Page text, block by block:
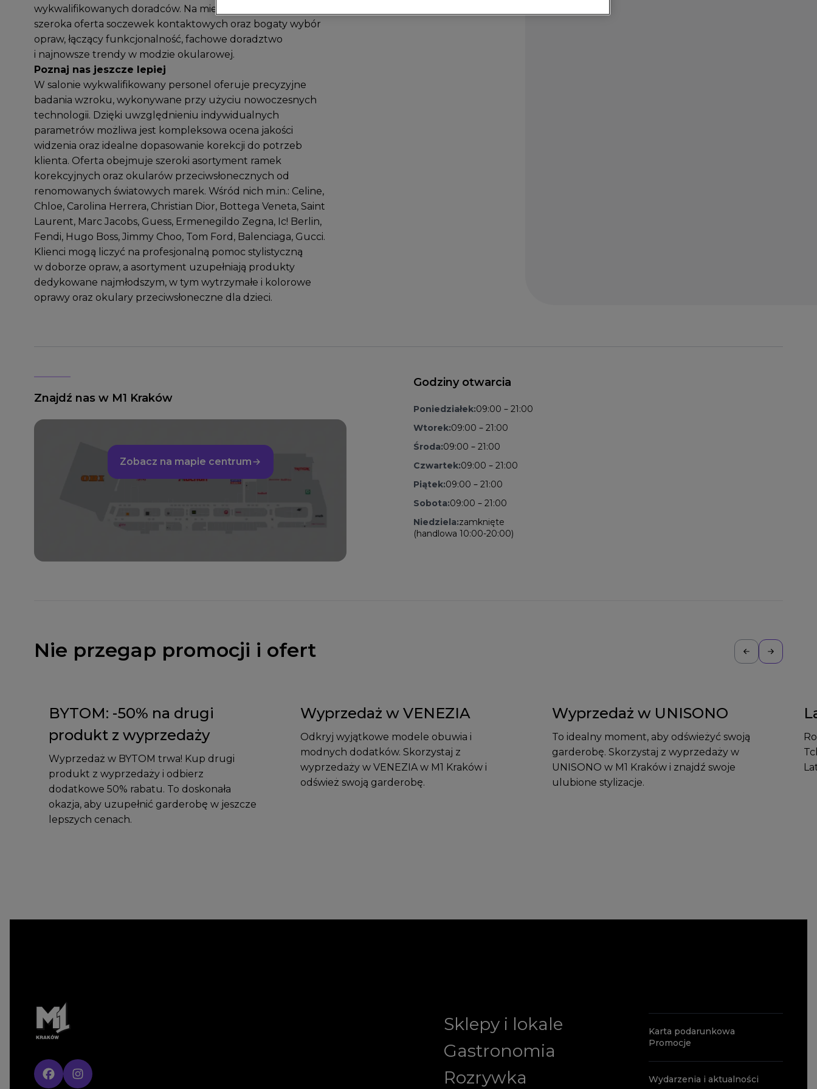
wykwalifikowanych doradców. Na miejscu dostępna jest
szeroka oferta soczewek kontaktowych oraz bogaty wybór
opraw, łączący funkcjonalność, fachowe doradztwo
i najnowsze trendy w modzie okularowej.
Poznaj nas jeszcze lepiej
W salonie wykwalifikowany personel oferuje precyzyjne
badania wzroku, wykonywane przy użyciu nowoczesnych
technologii. Dzięki uwzględnieniu indywidualnych
parametrów możliwa jest kompleksowa ocena jakości
widzenia oraz idealne dopasowanie korekcji do potrzeb
klienta. Oferta obejmuje szeroki asortyment ramek
korekcyjnych oraz okularów przeciwsłonecznych od
renomowanych światowych marek. Wśród nich m.in.: Celine,
Chloe, Carolina Herrera, Christian Dior, Bottega Veneta, Saint
Laurent, Marc Jacobs, Guess, Ermenegildo Zegna, Ic! Berlin,
Fendi, Hugo Boss, Jimmy Choo, Tom Ford, Balenciaga, Gucci.
Klienci mogą liczyć na profesjonalną pomoc stylistyczną
w doborze opraw, a asortyment uzupełniają produkty
dedykowane najmłodszym, w tym wytrzymałe i kolorowe
oprawy oraz okulary przeciwsłoneczne dla dzieci.
Znajdź nas w M1 Kraków
Zobacz na mapie centrum
Godziny otwarcia
Poniedziałek:09:00 – 21:00
Wtorek:09:00 – 21:00
Środa:09:00 – 21:00
Czwartek:09:00 – 21:00
Piątek:09:00 – 21:00
Sobota:09:00 – 21:00
Niedziela:zamknięte
(handlowa 10:00-20:00)
Nie przegap promocji i ofert
BYTOM: -50% na drugi
produkt z wyprzedaży
Wyprzedaż w BYTOM trwa! Kup drugi
produkt z wyprzedaży i odbierz
dodatkowe 50% rabatu. To doskonała
okazja, aby uzupełnić garderobę w jeszcze
lepszych cenach.
Wyprzedaż w VENEZIA
Odkryj wyjątkowe modele obuwia i
modnych dodatków. Skorzystaj z
wyprzedaży w VENEZIA w M1 Kraków i
odśwież swoją garderobę.
Wyprzedaż w UNISONO
To idealny moment, aby odświeżyć swoją
garderobę. Skorzystaj z wyprzedaży w
UNISONO w M1 Kraków i znajdź swoje
ulubione stylizacje.
Sklepy i lokale
Gastronomia
Rozrywka
Karta podarunkowa
Promocje
Wydarzenia i aktualności